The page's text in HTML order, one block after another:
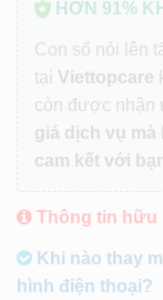
HƠN 91%
Con số nói lên
tại Viettopcare
còn được nhận
giá dịch vụ
cam kết với
Thông tin hữu
Khi nào thay
hình điện thoại?